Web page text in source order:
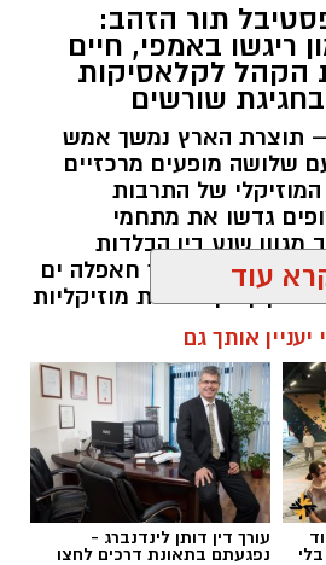
תור הזהב:
ריגשו באמפי, חיים
הקהל לקלאסיקות
שורשים
– תוצרת הארץ נמשך אמש
שלושה מופעים מרכזיים
של התרבות
גדשו את מתחמי
מגוון שנע בין הבלדות
הישראלית, דרך חאפלה ים
בין מסורות מוזיקליות
עוד
יעניין אותך גם
עורך דין דותן לינדנברג -
נפגעתם בתאונת דרכים לחצו